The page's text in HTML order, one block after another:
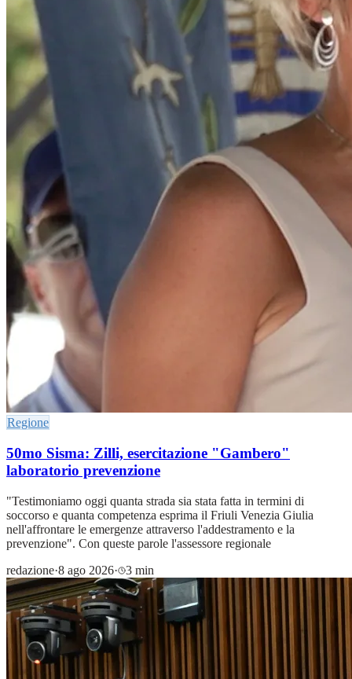
Regione
50mo Sisma: Zilli, esercitazione "Gambero"
laboratorio prevenzione
"Testimoniamo oggi quanta strada sia stata fatta in termini di
soccorso e quanta competenza esprima il Friuli Venezia Giulia
nell'affrontare le emergenze attraverso l'addestramento e la
prevenzione". Con queste parole l'assessore regionale
redazione·8 ago 2026· 3 min